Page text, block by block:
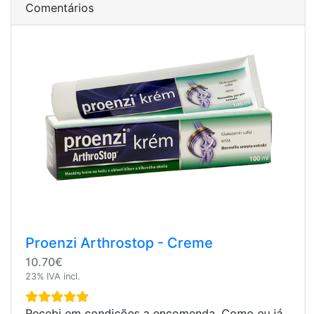
Comentários
Proenzi Arthrostop - Creme
10.70€
23% IVA incl.